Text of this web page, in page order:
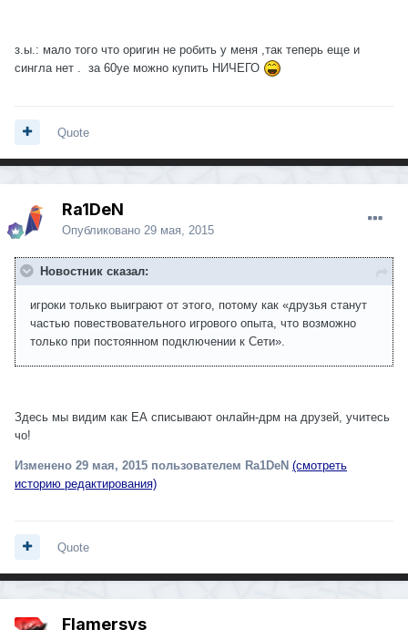
з.ы.: мало того что оригин не робить у меня ,так теперь еще и
сингла нет . за 60уе можно купить НИЧЕГО
Quote
Ra1DeN
Опубликовано 29 мая, 2015
Новостник сказал:
игроки только выиграют от этого, потому как «друзья станут
частью повествовательного игрового опыта, что возможно
только при постоянном подключении к Сети».
Здесь мы видим как ЕА списывают онлайн-дрм на друзей, учитесь
чо!
Изменено 29 мая, 2015 пользователем Ra1DeN (смотреть
историю редактирования)
Quote
Flamersys